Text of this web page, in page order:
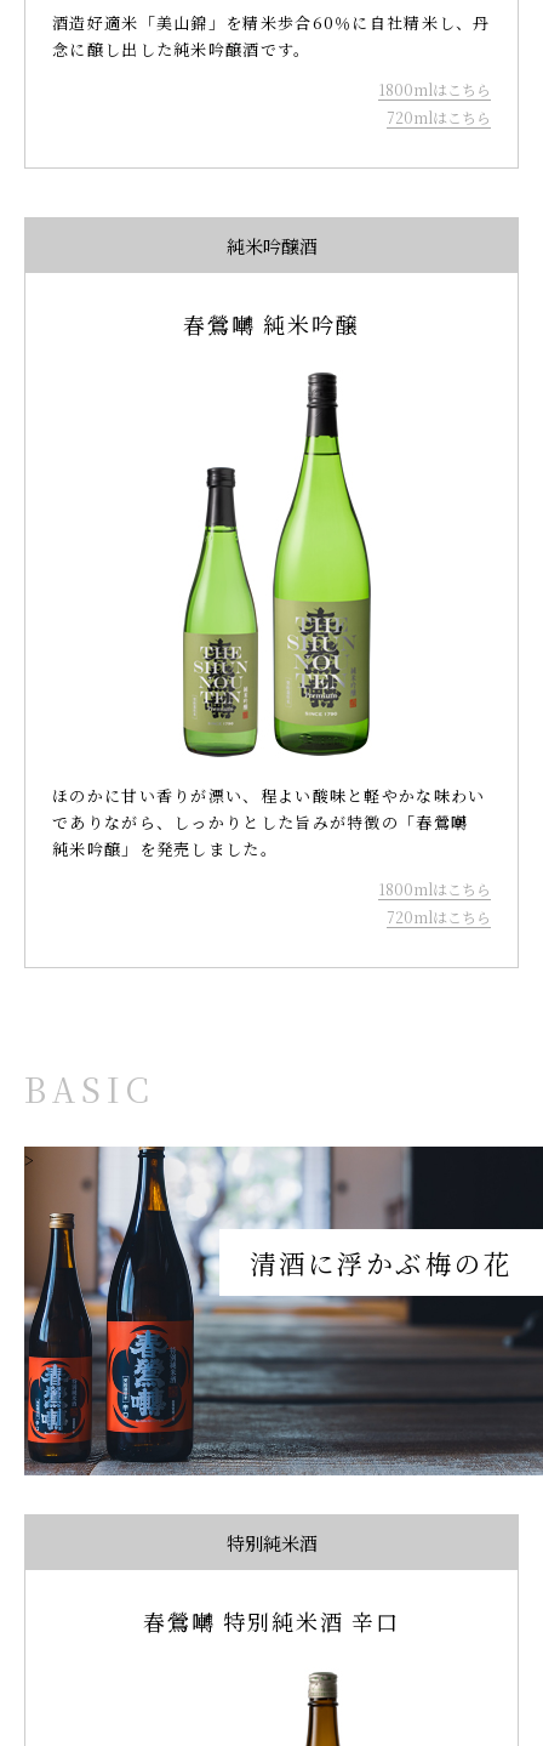
酒造好適米「美山錦」を精米歩合60％に自社精米し、丹
念に醸し出した純米吟醸酒です。
1800mlはこちら
720mlはこちら
純米吟醸酒
春鶯囀 純米吟醸
ほのかに甘い香りが漂い、程よい酸味と軽やかな味わい
でありながら、しっかりとした旨みが特徴の「春鶯囀
純米吟醸」を発売しました。
1800mlはこちら
720mlはこちら
BASI C
>
清酒に浮かぶ梅の花
特別純米酒
春鶯囀 特別純米酒 辛口